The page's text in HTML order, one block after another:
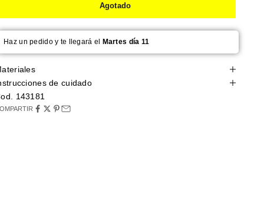
Agotado
Haz un pedido y te llegará el Martes día 11
de cuidado
143181